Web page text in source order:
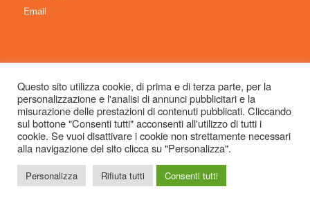
Email
© Copyright 2026 Immaginaria International Film Festival - Un progetto di:
Associazione Culturale Visibilia APS – Sede legale: Studio Commercialista
Dott.ssa Michela Sabattini, via D’Azeglio 71, 40123 Bologna –
info@immaginariaff.it- Tutti i diritti riservati -Privacy Policy- Site Design:
Simple
Questo sito utilizza cookie, di prima e di terza parte, per la
personalizzazione e l'analisi di annunci pubblicitari e la
misurazione delle prestazioni di contenuti pubblicati. Cliccando
sul bottone "Consenti tutti" acconsenti all'utilizzo di tutti i
cookie. Se vuoi disattivare i cookie non strettamente necessari
alla navigazione del sito clicca su "Personalizza".
Personalizza Rifiuta tutti Consenti tutti